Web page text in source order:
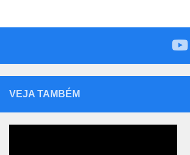
VEJA TAMBÉM